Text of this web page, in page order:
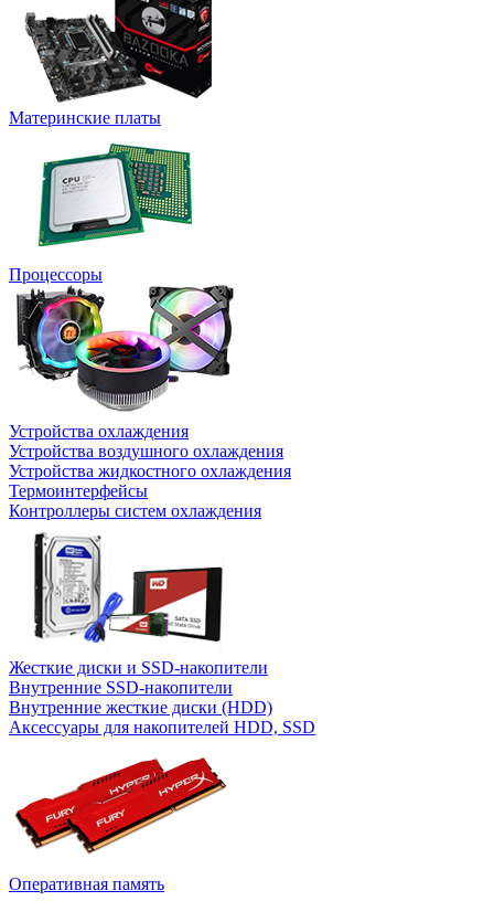
Материнские платы
Процессоры
Устройства охлаждения
Устройства воздушного охлаждения
Устройства жидкостного охлаждения
Термоинтерфейсы
Контроллеры систем охлаждения
Жесткие диски и SSD-накопители
Внутренние SSD-накопители
Внутренние жесткие диски (HDD)
Аксессуары для накопителей HDD, SSD
Оперативная память